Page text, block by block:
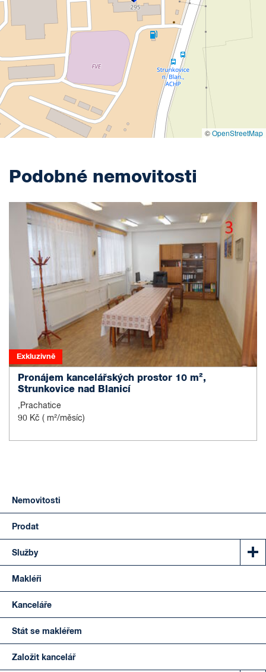
©OpenStreetMap
Podobné nemovitosti
Exkluzivně
Pronájem kancelářských prostor 10 m²,
Strunkovice nad Blanicí
,Prachatice
90 Kč ( m²/měsíc)
Nemovitosti
Prodat
Služby
Makléři
Kanceláře
Stát se makléřem
Založit kancelář